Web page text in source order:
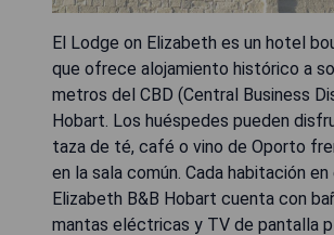
El Lodge on Elizabeth es un hotel
que ofrece alojamiento histórico a
metros del CBD (Central Business
Hobart. Los huéspedes pueden
taza de té, café o vino de Oporto
en la sala común. Cada habitación
Elizabeth B&B Hobart cuenta con
mantas eléctricas y TV de pantalla